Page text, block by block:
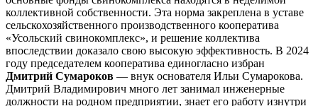
коллективной собственности. Эта норма закреплена в уставе
сельскохозяйственного производственного кооператива
«Усольский свинокомплекс», и решение коллектива
впоследствии доказало свою высокую эффективность. В 2024
году председателем кооператива единогласно избран
Дмитрий Сумароков — внук основателя Ильи Сумарокова.
Дмитрий Владимирович много лет занимал инженерные
должности на родном предприятии, знает его работу изнутри